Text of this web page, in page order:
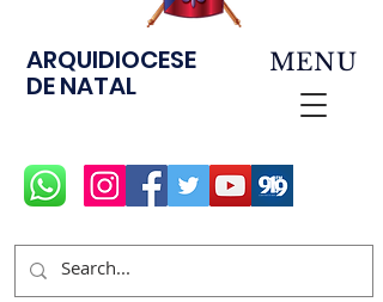
ARQUIDIOCESE
DE NATAL
MENU